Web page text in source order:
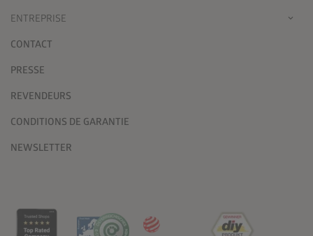
ENTREPRISE
CONTACT
PRESSE
REVENDEURS
CONDITIONS DE GARANTIE
NEWSLETTER